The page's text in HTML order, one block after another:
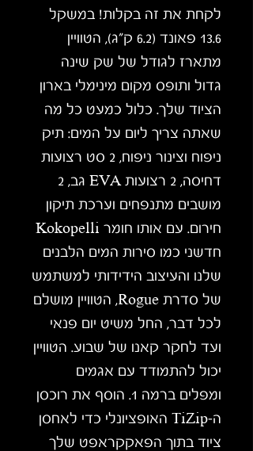
לקחת את זה בקלות! במשקל
13.6 פאונד (6.2 ק"ג), הטוויין
מתארז לגודל של שק שינה
גדול ותופס מקום מינימלי בארון
הציוד שלך. כלול כמעט כל מה
שאתה צריך ליום על המים: תיק
ניפוח וצינור ניפוח, 2 סט רצועות
דחיסה, 2 רצועות EVA גב, 2
מושבים מתנפחים וערכת תיקון
חירום. עם אותו חומר Kokopelli
חדשני כמו סירות המים הלבנים
שלנו והעיצוב הידידותי למשתמש
של סדרת Rogue, הטוויין מושלם
לכל דבר, החל משיט יום פנאי
ועד לחקר קאנו של שבוע. הטוויין
יכול להתמודד עם אגמים
ומפלים ברמה 1. הוסף את רוכסן
ה-TiZip האופציונלי כדי לאחסן
ציוד בתוך הפאקקראפט שלך